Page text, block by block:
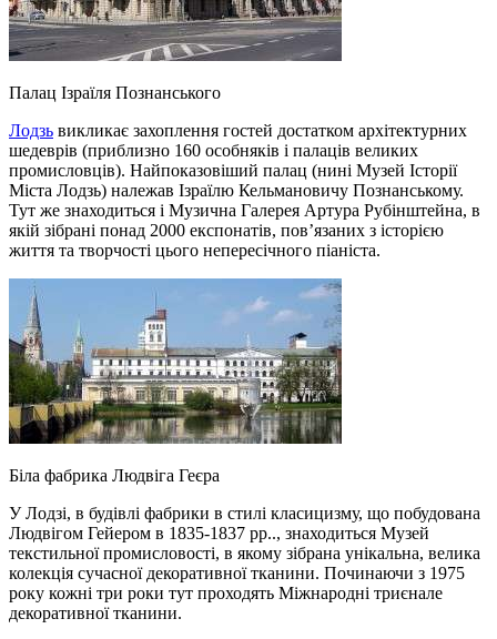
Палац Ізраїля Познанського
Лодзь викликає захоплення гостей достатком архітектурних
шедеврів (приблизно 160 особняків і палаців великих
промисловців). Найпоказовіший палац (нині Музей Історії
Міста Лодзь) належав Ізраїлю Кельмановичу Познанському.
Тут же знаходиться і Музична Галерея Артура Рубінштейна, в
якій зібрані понад 2000 експонатів, пов’язаних з історією
життя та творчості цього непересічного піаніста.
Біла фабрика Людвіга Геєра
У Лодзі, в будівлі фабрики в стилі класицизму, що побудована
Людвігом Гейером в 1835-1837 рр.., знаходиться Музей
текстильної промисловості, в якому зібрана унікальна, велика
колекція сучасної декоративної тканини. Починаючи з 1975
року кожні три роки тут проходять Міжнародні триєнале
декоративної тканини.